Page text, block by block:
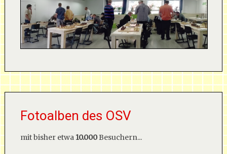
Fotoalben des OSV
mit bisher etwa 10.000Besuchern...